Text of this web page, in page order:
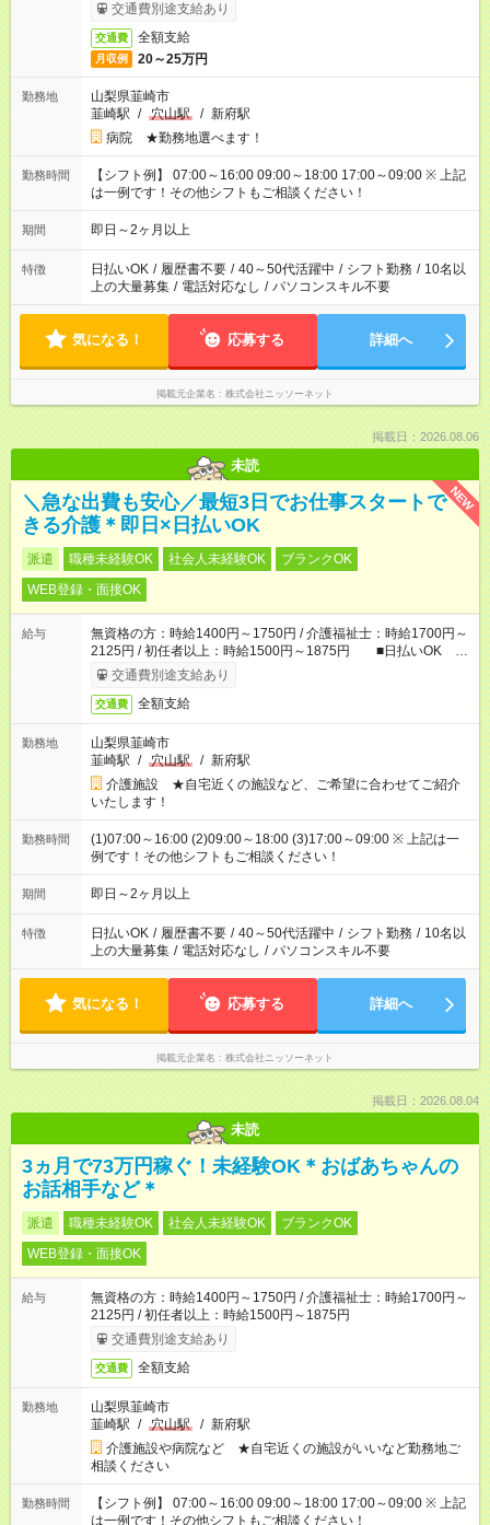
交通費別途支給あり
交通費 全額支給
月収例 20～25万円
勤務地
山梨県韮崎市
韮崎駅 / 穴山駅 / 新府駅
病院 ★勤務地選べます！
勤務時間
【シフト例】 07:00～16:00 09:00～18:00 17:00～09:00 ※ 上記
は一例です！その他シフトもご相談ください！
期間 即日～2ヶ月以上
特徴 日払いOK / 履歴書不要 / 40～50代活躍中 / シフト勤務 / 10名以
上の大量募集 / 電話対応なし / パソコンスキル不要
気になる！ 応募する 詳細へ
掲載元企業名 株式会社ニッソーネット
掲載日：2026.08.06
未読
NEW
＼急な出費も安心／最短3日でお仕事スタートで
きる介護＊即日×日払いOK
派遣 職種未経験OK 社会人未経験OK
ブランクOK
WEB登録・面接OK
給与
無資格の方：時給1400円～1750円 / 介護福祉士：時給1700円～
2125円 / 初任者以上：時給1500円～1875円 ■日払いOK ■
日収例：1万1200円（時給1400円×8h）
交通費別途支給あり
交通費 全額支給
勤務地
山梨県韮崎市
韮崎駅 / 穴山駅 / 新府駅
介護施設 ★自宅近くの施設など、ご希望に合わせてご紹介
いたします！
勤務時間
(1)07:00～16:00 (2)09:00～18:00 (3)17:00～09:00 ※ 上記は一
例です！その他シフトもご相談ください！
期間 即日～2ヶ月以上
特徴 日払いOK / 履歴書不要 / 40～50代活躍中 / シフト勤務 / 10名以
上の大量募集 / 電話対応なし / パソコンスキル不要
気になる！ 応募する 詳細へ
掲載元企業名 株式会社ニッソーネット
掲載日：2026.08.04
未読
3ヵ月で73万円稼ぐ！未経験OK＊おばあちゃんの
お話相手など＊
派遣 職種未経験OK 社会人未経験OK
ブランクOK
WEB登録・面接OK
給与
無資格の方：時給1400円～1750円 / 介護福祉士：時給1700円～
2125円 / 初任者以上：時給1500円～1875円
交通費別途支給あり
交通費 全額支給
勤務地
山梨県韮崎市
韮崎駅 / 穴山駅 / 新府駅
介護施設や病院など ★自宅近くの施設がいいなど勤務地ご
相談ください
勤務時間
【シフト例】 07:00～16:00 09:00～18:00 17:00～09:00 ※ 上記
は一例です！その他シフトもご相談ください！